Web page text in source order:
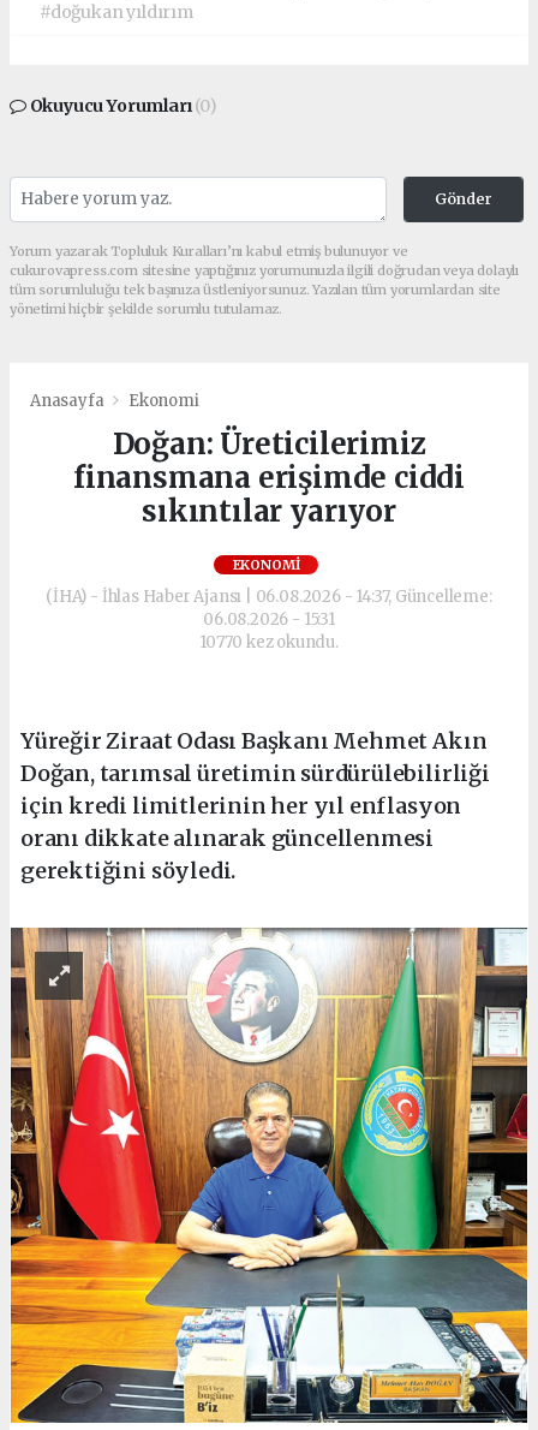
#doğukan yıldırım
Okuyucu Yorumları(0)
Gönder
Yorum yazarak Topluluk Kuralları’nı kabul etmiş bulunuyor ve
cukurovapress.com sitesine yaptığınız yorumunuzla ilgili doğrudan veya dolaylı
tüm sorumluluğu tek başınıza üstleniyorsunuz. Yazılan tüm yorumlardan site
yönetimi hiçbir şekilde sorumlu tutulamaz.
Anasayfa Ekonomi
Doğan: Üreticilerimiz
finansmana erişimde ciddi
sıkıntılar yarıyor
EKONOMI
(İHA) - İhlas Haber Ajansı | 06.08.2026 - 14:37, Güncelleme:
06.08.2026 - 15:31
10770 kez okundu.
Yüreğir Ziraat Odası Başkanı Mehmet Akın
Doğan, tarımsal üretimin sürdürülebilirliği
için kredi limitlerinin her yıl enflasyon
oranı dikkate alınarak güncellenmesi
gerektiğini söyledi.